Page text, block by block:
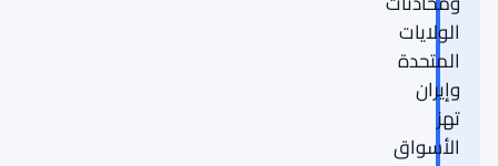
الولايات
المتحدة
وإيران
تهز
الأسواق